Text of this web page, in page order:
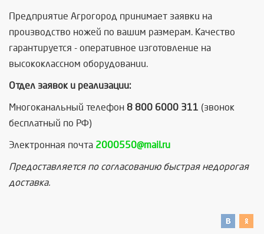
Предприятие Агрогород принимает заявки на
производство ножей по вашим размерам. Качество
гарантируется - оперативное изготовление на
высококлассном оборудовании.
Отдел заявок и реализации:
Многоканальный телефон 8 800 6000 311 (звонок
бесплатный по РФ)
Электронная почта 2000550@mail.ru
Предоставляется по согласованию быстрая недорогая
доставка.